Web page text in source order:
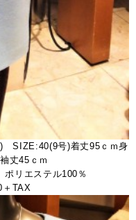
SIZE:40(9号)着丈95ｃｍ身
丈45ｃｍ
リエステル100％
＋TAX